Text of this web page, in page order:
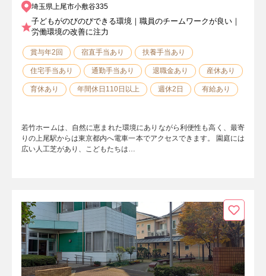
埼玉県上尾市小敷谷335
子どもがのびのびできる環境｜職員のチームワークが良い｜
労働環境の改善に注力
賞与年2回 宿直手当あり 扶養手当あり
住宅手当あり 通勤手当あり 退職金あり 産休あり
育休あり 年間休日110日以上 週休2日 有給あり
若竹ホームは、自然に恵まれた環境にありながら利便性も高く、最寄
りの上尾駅からは東京都内へ電車一本でアクセスできます。 園庭には
広い人工芝があり、こどもたちは…